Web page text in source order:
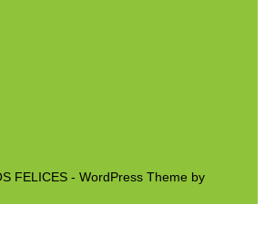
FELICES - WordPress Theme by